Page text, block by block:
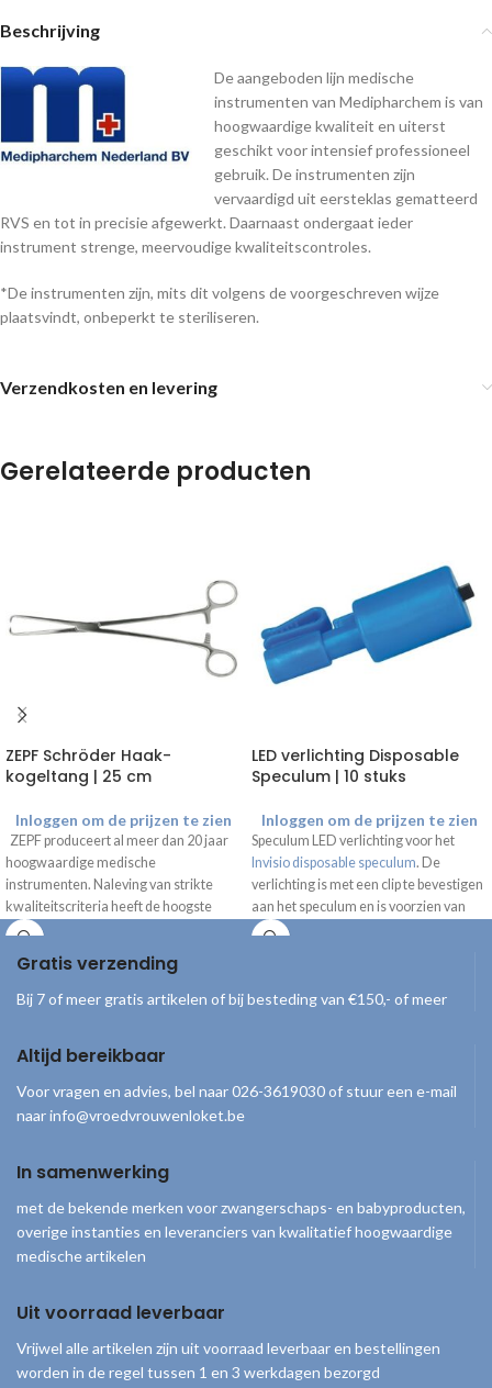
Beschrijving
De aangeboden lijn medische
instrumenten van Medipharchem is van
hoogwaardige kwaliteit en uiterst
geschikt voor intensief professioneel
gebruik. De instrumenten zijn
vervaardigd uit eersteklas gematteerd
RVS en tot in precisie afgewerkt. Daarnaast ondergaat ieder
instrument strenge, meervoudige kwaliteitscontroles.
*De instrumenten zijn, mits dit volgens de voorgeschreven wijze
plaatsvindt, onbeperkt te steriliseren.
Verzendkosten en levering
Gerelateerde producten
ZEPF Schröder Haak-
kogeltang | 25 cm
Inloggen om de prijzen te zien
ZEPF produceert al meer dan 20 jaar
hoogwaardige medische
instrumenten. Naleving van strikte
kwaliteitscriteria heeft de hoogste
prioriteit binnen
LED verlichting Disposable
Speculum | 10 stuks
Inloggen om de prijzen te zien
Speculum LED verlichting voor het
Invisio disposable speculum. De
verlichting is met een clip te bevestigen
aan het speculum en is voorzien van
een aan/uitknop. Batterijduur van max.
Gratis verzending
Bij 7 of meer gratis artikelen of bij besteding van €150,- of meer
Altijd bereikbaar
Voor vragen en advies, bel naar 026-3619030 of stuur een e-mail
naar info@vroedvrouwenloket.be
In samenwerking
met de bekende merken voor zwangerschaps- en babyproducten,
overige instanties en leveranciers van kwalitatief hoogwaardige
medische artikelen
Uit voorraad leverbaar
Vrijwel alle artikelen zijn uit voorraad leverbaar en bestellingen
worden in de regel tussen 1 en 3 werkdagen bezorgd